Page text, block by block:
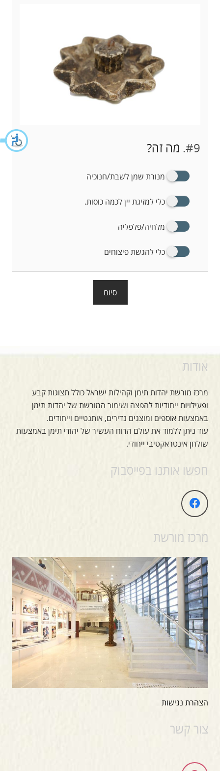
#9. מה זה?
מנורת שמן לשבת/חנוכיה
כלי למזיגת יין לכמה כוסות.
מלחיה/פלפליה
כלי להגשת פיצוחים
סיום
אודות
מרכז מורשת יהדות תימן וקהילות ישראל כולל תצוגות קבע
ופעילויות ייחודיות להפצה ושימור המורשת של יהדות תימן
באמצעות אוספים ומוצגים נדירים, אותנטיים וייחודים.
עוד ניתן ללמוד את עולם הרוח העשיר של יהודי תימן באמצעות
שולחן אינטראקטיבי ייחודי.
חפשו אותנו בפייסבוק
מרכז מורשת
הצהרת נגישות
צור קשר